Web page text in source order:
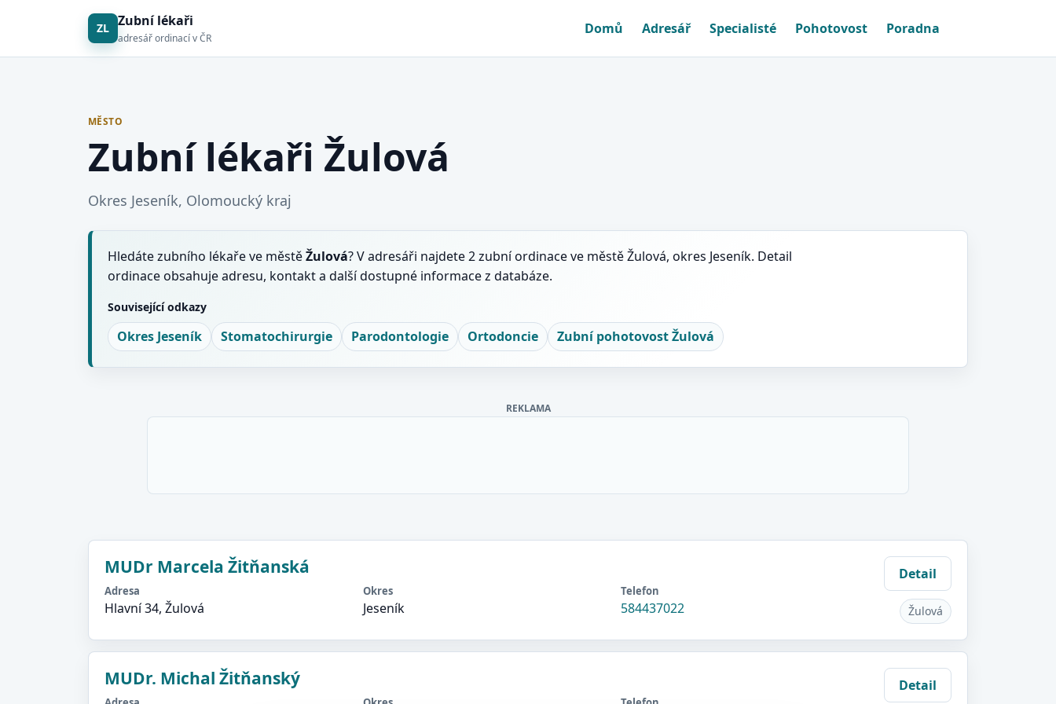
ZL Zubní lékaři
adresář ordinací v ČR
Domů Adresář Specialisté Pohotovost Poradna
MĚSTO
Zubní lékaři Žulová
Okres Jeseník, Olomoucký kraj
Hledáte zubního lékaře ve městěŽulová? V adresáři najdete 2 zubní ordinace ve městě Žulová, okres Jeseník. Detail
ordinace obsahuje adresu, kontakt a další dostupné informace z databáze.
Související odkazy
Okres Jeseník Stomatochirurgie Parodontologie Ortodoncie Zubní pohotovost Žulová
REKLAMA
MUDr Marcela Žitňanská
Adresa
Hlavní 34, Žulová
Okres
Jeseník
Telefon
584437022
Detail
Žulová
MUDr. Michal Žitňanský Detail